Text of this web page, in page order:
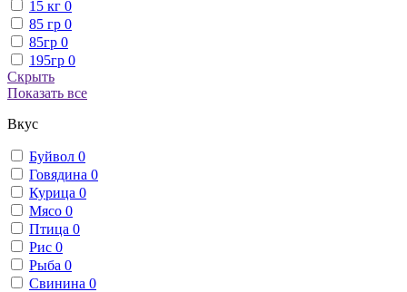
15 кг 0
85 гр 0
85гр 0
195гр 0
Скрыть
Показать все
Вкус
Буйвол 0
Говядина 0
Курица 0
Мясо 0
Птица 0
Рис 0
Рыба 0
Свинина 0